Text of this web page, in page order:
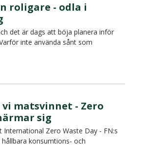
roligare - odla i
det är dags att böja planera inför
inte använda sånt som
matsvinnet - Zero
sig
International Zero Waste Day - FN:s
konsumtions- och